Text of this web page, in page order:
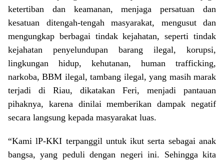
ketertiban dan keamanan, menjaga persatuan dan
kesatuan ditengah-tengah masyarakat, mengusut dan
mengungkap berbagai tindak kejahatan, seperti tindak
kejahatan penyelundupan barang ilegal, korupsi,
lingkungan hidup, kehutanan, human trafficking,
narkoba, BBM ilegal, tambang ilegal, yang masih marak
terjadi di Riau, dikatakan Feri, menjadi pantauan
pihaknya, karena dinilai memberikan dampak negatif
secara langsung kepada masyarakat luas.
“Kami lP-KKI terpanggil untuk ikut serta sebagai anak
bangsa, yang peduli dengan negeri ini. Sehingga kita